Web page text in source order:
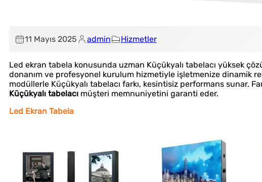
11 Mayıs 2025 admin Hizmetler
Led ekran tabela konusunda uzman Küçükyalı tabelacı yüksek
donanım ve profesyonel kurulum hizmetiyle işletmenize dinamik
modüllerle Küçükyalı tabelacı farkı, kesintisiz performans sunar.
Küçükyalı tabelacı müşteri memnuniyetini garanti eder.
Led Ekran Tabela